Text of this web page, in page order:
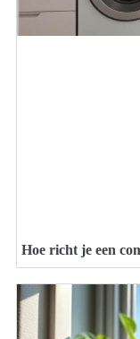
Hoe richt je een